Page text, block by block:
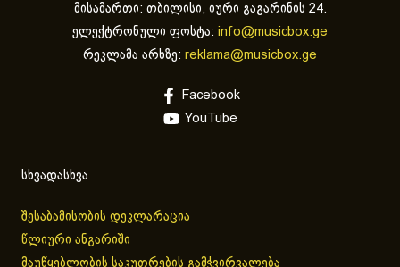
მისამართი: თბილისი, იური გაგარინის 24.
ელექტრონული ფოსტა: info@musicbox.ge
რეკლამა არხზე: reklama@musicbox.ge
Facebook
YouTube
სხვადასხვა
შესაბამისობის დეკლარაცია
წლიური ანგარიში
მაუწყებლობის საკუთრების გამჭვირვალება